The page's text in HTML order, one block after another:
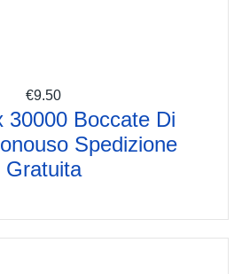
€9.50
30000 Boccate Di
Spedizione
Gratuita